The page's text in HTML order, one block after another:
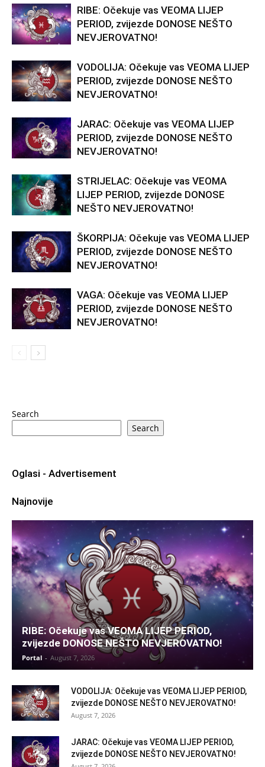
RIBE: Očekuje vas VEOMA LIJEP
PERIOD, zvijezde DONOSE NEŠTO
NEVJEROVATNO!
VODOLIJA: Očekuje vas VEOMA LIJEP
PERIOD, zvijezde DONOSE NEŠTO
NEVJEROVATNO!
JARAC: Očekuje vas VEOMA LIJEP
PERIOD, zvijezde DONOSE NEŠTO
NEVJEROVATNO!
STRIJELAC: Očekuje vas VEOMA
LIJEP PERIOD, zvijezde DONOSE
NEŠTO NEVJEROVATNO!
ŠKORPIJA: Očekuje vas VEOMA LIJEP
PERIOD, zvijezde DONOSE NEŠTO
NEVJEROVATNO!
VAGA: Očekuje vas VEOMA LIJEP
PERIOD, zvijezde DONOSE NEŠTO
NEVJEROVATNO!
Search
Search
Oglasi - Advertisement
Najnovije
RIBE: Očekuje vas VEOMA LIJEP PERIOD,
zvijezde DONOSE NEŠTO NEVJEROVATNO!
Portal - August 7, 2026
VODOLIJA: Očekuje vas VEOMA LIJEP PERIOD,
zvijezde DONOSE NEŠTO NEVJEROVATNO!
August 7, 2026
JARAC: Očekuje vas VEOMA LIJEP PERIOD,
zvijezde DONOSE NEŠTO NEVJEROVATNO!